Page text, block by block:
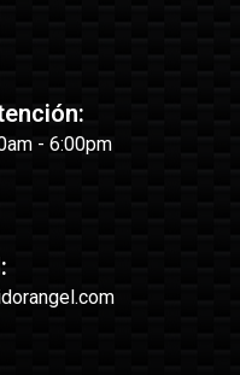
- 6:00pm